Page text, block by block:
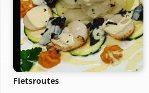
Fietsroutes